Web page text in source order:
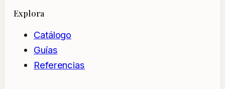
Explora
Catálogo
Guías
Referencias